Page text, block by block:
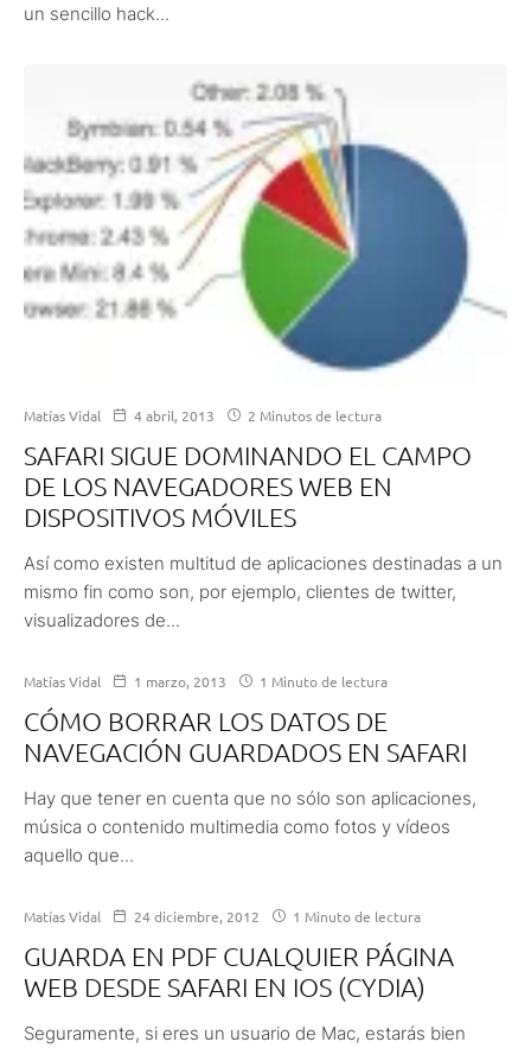
un sencillo hack...
Matías Vidal 4 abril, 2013 2 Minutos de lectura
SAFARI SIGUE DOMINANDO EL CAMPO
DE LOS NAVEGADORES WEB EN
DISPOSITIVOS MÓVILES
Así como existen multitud de aplicaciones destinadas a un
mismo fin como son, por ejemplo, clientes de twitter,
visualizadores de...
Matías Vidal 1 marzo, 2013 1 Minuto de lectura
CÓMO BORRAR LOS DATOS DE
NAVEGACIÓN GUARDADOS EN SAFARI
Hay que tener en cuenta que no sólo son aplicaciones,
música o contenido multimedia como fotos y vídeos
aquello que...
Matías Vidal 24 diciembre, 2012 1 Minuto de lectura
GUARDA EN PDF CUALQUIER PÁGINA
WEB DESDE SAFARI EN IOS (CYDIA)
Seguramente, si eres un usuario de Mac, estarás bien